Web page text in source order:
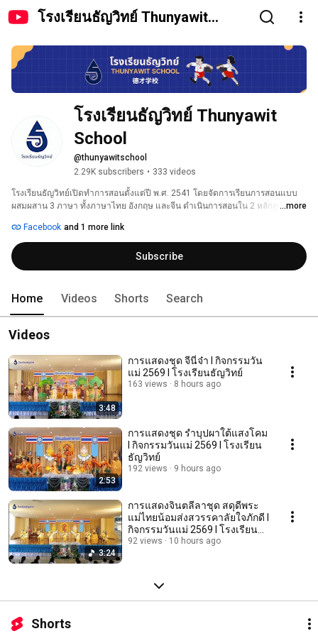
โรงเรียนธัญวิทย์ Thunyawit
โรงเรียนธัญวิทย์ Thunyawit
School
@thunyawitschool
2.29K subscribers • 333 videos
โรงเรียนธัญวิทย์เปิดทำการสอนตั้งแต่ปี พ.ศ. 2541 โดยจัดการเรียนการสอนแบบ
ผสมผสาน 3 ภาษา ทั้งภาษาไทย อังกฤษ และจีน ดำเนินการสอนใน 2 หลักสูตร คือ
อนุบาลถึงประถมศึกษาปีที่ 6
...more
Facebook and 1 more link
Subscribe
Home Videos Shorts Search
Videos
3:48
การแสดงชุด จีนี่จ๋า l กิจกรรมวัน
แม่ 2569 l โรงเรียนธัญวิทย์
163 views 8 hours ago
2:53
การแสดงชุด รำบุปผาใต้แสงโคม
l กิจกรรมวันแม่ 2569 l โรงเรียน
ธัญวิทย์
192 views 9 hours ago
3:24
การแสดงจินตลีลาชุด สดุดีพระ
แม่ไทยน้อมส่งสวรรคาลัยใจภักดี l
กิจกรรมวันแม่ 2569 l โรงเรียน
ธัญวิทย์
92 views 10 hours ago
Shorts